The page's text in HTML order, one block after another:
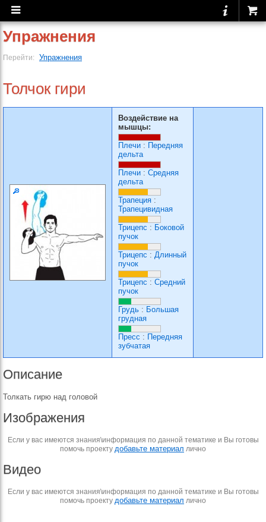
Упражнения
Перейти: Упражнения
Толчок гири
Воздействие на
мышцы:
Плечи : Передняя
дельта
Плечи : Средняя
дельта
Трапеция :
Трапецивидная
Трицепс : Боковой
пучок
Трицепс : Длинный
пучок
Трицепс : Средний
пучок
Грудь : Большая
грудная
Пресс : Передняя
зубчатая
Описание
Толкать гирю над головой
Изображения
Если у вас имеются знания\информация по данной тематике и Вы готовы
помочь проекту добавьте материал лично
Видео
Если у вас имеются знания\информация по данной тематике и Вы готовы
помочь проекту добавьте материал лично